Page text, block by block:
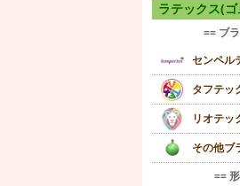
ラテックス(
== ブ
センペル
タフテッ
リオテッ
その他ブ
==